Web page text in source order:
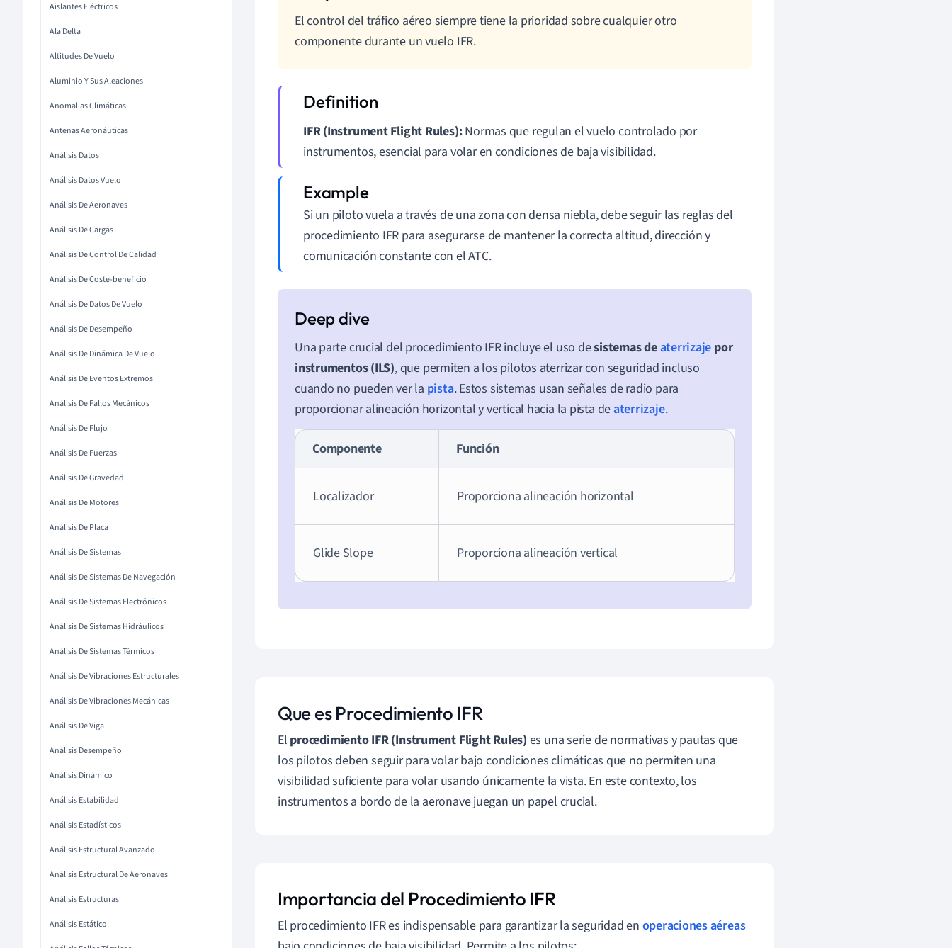
Aislantes Eléctricos
Ala Delta
Altitudes De Vuelo
Aluminio Y Sus Aleaciones
Anomalias Climáticas
Antenas Aeronáuticas
Análisis Datos
Análisis Datos Vuelo
Análisis De Aeronaves
Análisis De Cargas
Análisis De Control De Calidad
Análisis De Coste-beneficio
Análisis De Datos De Vuelo
Análisis De Desempeño
Análisis De Dinámica De Vuelo
Análisis De Eventos Extremos
Análisis De Fallos Mecánicos
Análisis De Flujo
Análisis De Fuerzas
Análisis De Gravedad
Análisis De Motores
Análisis De Placa
Análisis De Sistemas
Análisis De Sistemas De Navegación
Análisis De Sistemas Electrónicos
Análisis De Sistemas Hidráulicos
Análisis De Sistemas Térmicos
Análisis De Vibraciones Estructurales
Análisis De Vibraciones Mecánicas
Análisis De Viga
Análisis Desempeño
Análisis Dinámico
Análisis Estabilidad
Análisis Estadísticos
Análisis Estructural Avanzado
Análisis Estructural De Aeronaves
Análisis Estructuras
Análisis Estático
El control del tráfico aéreo siempre tiene la prioridad sobre cualquier otro
componente durante un vuelo IFR.
IFR (Instrument Flight Rules):Normas que regulan el vuelo controlado por
instrumentos, esencial para volar en condiciones de baja visibilidad.
Si un piloto vuela a través de una zona con densa niebla, debe seguir las reglas del
procedimiento IFR para asegurarse de mantener la correcta altitud, dirección y
comunicación constante con el ATC.
Una parte crucial del procedimiento IFR incluye el uso desistemas deaterrizaje por
instrumentos (ILS), que permiten a los pilotos aterrizar con seguridad incluso
cuando no pueden ver la pista. Estos sistemas usan señales de radio para
proporcionar alineación horizontal y vertical hacia la pista deaterrizaje.
Componente Función
Localizador Proporciona alineación horizontal
Glide Slope Proporciona alineación vertical
Que es Procedimiento IFR
El procedimiento IFR (Instrument Flight Rules) es una serie de normativas y pautas que
los pilotos deben seguir para volar bajo condiciones climáticas que no permiten una
visibilidad suficiente para volar usando únicamente la vista. En este contexto, los
instrumentos a bordo de la aeronave juegan un papel crucial.
Importancia del Procedimiento IFR
El procedimiento IFR es indispensable para garantizar la seguridad en operaciones aéreas